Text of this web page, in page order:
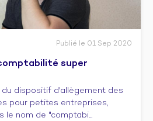
Publié le 01 Sep 2020
super
du dispositif d'allègement des
pour petites entreprises,
le nom de "comptabi...